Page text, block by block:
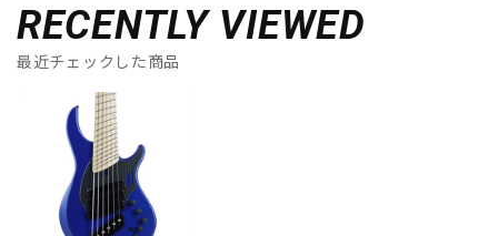
RECENTLY VIEWED
最近チェックした商品